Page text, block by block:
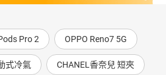
Pro 2 OPPO Reno7 5G
式冷氣 CHANEL香奈兒 短夾